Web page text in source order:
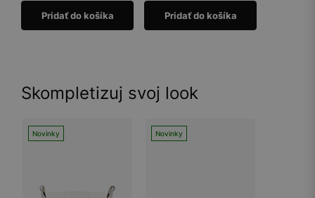
Pridať do košíka Pridať do košíka
Skompletizuj svoj look
Novinky Novinky